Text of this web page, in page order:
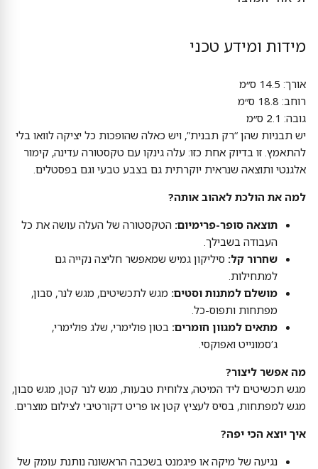
מידות ומידע טכני
אורך: 14.5 ס״מ
רוחב: 18.8 ס״מ
גובה: 2.1 ס״מ
יש תבניות שהן “רק תבנית”, ויש כאלה שהופכות כל יציקה לוואו בלי
להתאמץ. זו בדיוק אחת כזו: עלה גינקו עם טקסטורה עדינה, קימור
אלגנטי ותוצאה שנראית יוקרתית גם בצבע טבעי וגם בפסטלים.
למה את הולכת לאהוב אותה?
תוצאה סופר-פרימיום: הטקסטורה של העלה עושה את כל
העבודה בשבילך.
שחרור קל: סיליקון גמיש שמאפשר חליצה נקייה גם
למתחילות.
מושלם למתנות וסטים: מגש לתכשיטים, מגש לנר, סבון,
מפתחות ותפוס-כל.
מתאים למגוון חומרים: בטון פולימרי, שלג פולימרי,
ג’סמונייט ואפוקסי.
מה אפשר ליצור?
מגש תכשיטים ליד המיטה, צלוחית טבעות, מגש לנר קטן, מגש סבון,
מגש למפתחות, בסיס לעציץ קטן או פריט דקורטיבי לצילום מוצרים.
איך יוצא הכי יפה?
נגיעה של מיקה או פיגמנט בשכבה הראשונה נותנת עומק של